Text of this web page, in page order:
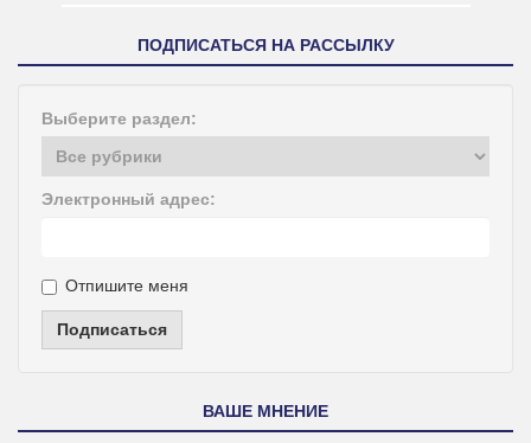
ПОДПИСАТЬСЯ НА РАССЫЛКУ
Выберите раздел:
Электронный адрес:
Отпишите меня
Подписаться
ВАШЕ МНЕНИЕ